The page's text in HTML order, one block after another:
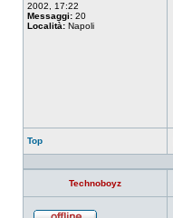
2002, 17:22
Messaggi: 20
Località: Napoli
Top
Technoboyz